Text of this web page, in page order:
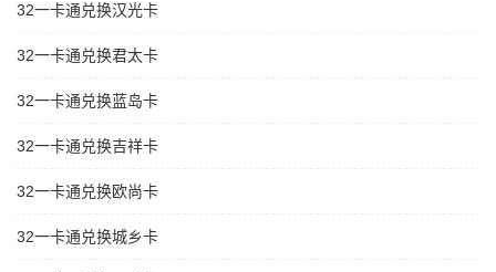
32一卡通兑换汉光卡
32一卡通兑换君太卡
32一卡通兑换蓝岛卡
32一卡通兑换吉祥卡
32一卡通兑换欧尚卡
32一卡通兑换城乡卡